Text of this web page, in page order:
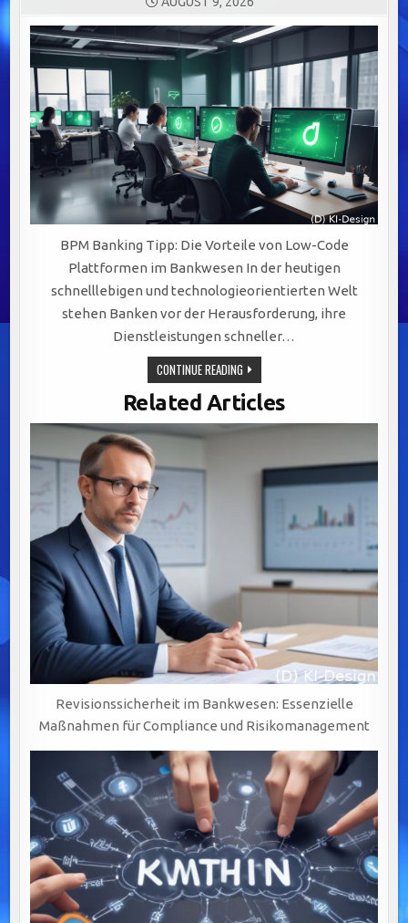
BPM Banking Tipp: Die Vorteile von Low-Code
Plattformen im Bankwesen In der heutigen
schnelllebigen und technologieorientierten Welt
stehen Banken vor der Herausforderung, ihre
Dienstleistungen schneller…
CONTINUE READINGOPTIMIERUNG
IM
BANKWESEN:
LOW-
CODE
PLATTFORMEN
KOSTENEFFIZIENZ
UND
Related Articles
Revisionssicherheit im Bankwesen: Essenzielle
Maßnahmen für Compliance und Risikomanagement